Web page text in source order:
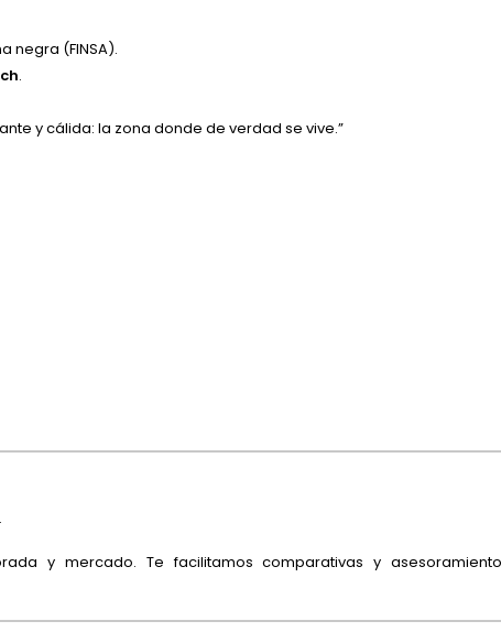
negra (FINSA).
.
y cálida: la zona donde de verdad se vive.”
y mercado. Te facilitamos comparativas y